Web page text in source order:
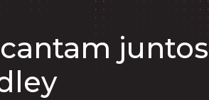
juntos